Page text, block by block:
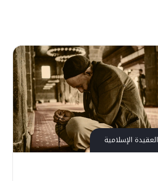
العقيدة الإسلامية